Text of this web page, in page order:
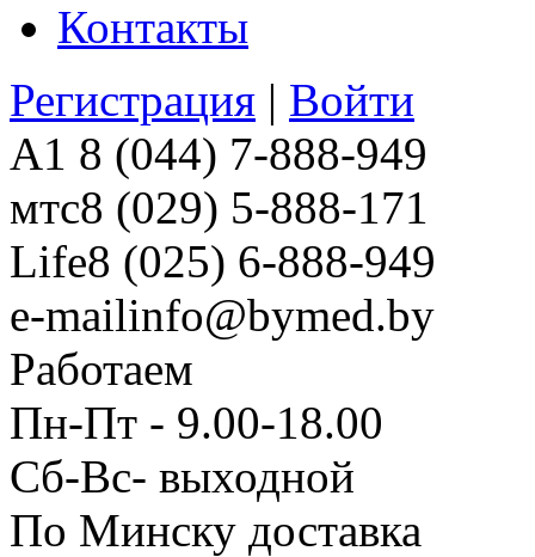
Контакты
Регистрация | Войти
A1 8 (044) 7-888-949
мтс8 (029) 5-888-171
Life8 (025) 6-888-949
e-mailinfo@bymed.by
Работаем
Пн-Пт - 9.00-18.00
Сб-Вс- выходной
По Минску доставка